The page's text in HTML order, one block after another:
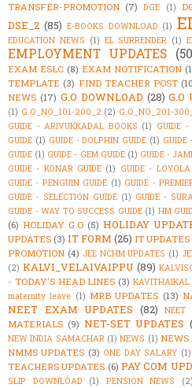
TRANSFER-PROMOTION (7) DGE (1)
DSE_2 (85) E-BOOKS DOWNLOAD (1)
EDUCATION NEWS (1) EL SURRENDER (1)
EMPLOYMENT UPDATES
EXAM ESLC (8) EXAM NOTIFICATION
TEMPLATE (3) FIND TEACHER POST
NEWS (17) G.O DOWNLOAD (28) G.O
(1) G.O_NO_101-200_2 (2) G.O_NO_201-
GUIDE - ARIVUKKADAL BOOKS (1) GUIDE -
GUIDE (1) GUIDE - DOLPHIN GUIDE (1) GUIDE
GUIDE (1) GUIDE - GEM GUIDE (1) GUIDE -
GUIDE - KONAR GUIDE (1) GUIDE - LOYOLA
GUIDE - PENGUIN GUIDE (1) GUIDE -
GUIDE - SELECTION GUIDE (1) GUIDE -
GUIDE - WAY TO SUCCESS GUIDE (1) HM
(6) HOLIDAY G.O (5) HOLIDAY
UPDATES (3) IT FORM (26) IT UPDATES
PROMOTION (4) JEE NCHM UPDATES (1)
(2) KALVI_VELAIVAIPPU (89)
- TODAY'S HEAD LINES (3) KAVITHAIKAL
maternity leave (1) MRB UPDATES (13)
NEET EXAM UPDATES (82) NEET
MATERIALS (9) NET-SET UPDATES
NEW INDIA SAMACHAR (1) NEWS (1)
NMMS UPDATES (3) ONE DAY SALARY (1)
TEACHERS UPDATES (6) PAY COM
SLIP DOWNLOAD
(1) PENSION NEWS (2)